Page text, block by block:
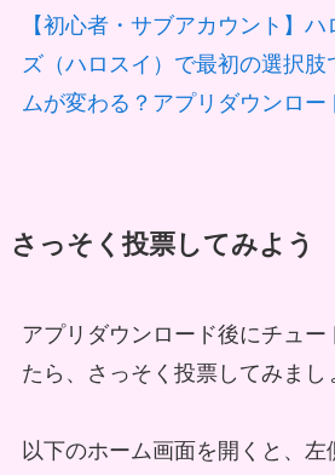
【初心者・サブアカウント】
ズ（ハロスイ）で最初の選択
ムが変わる？アプリダウンロー
さっそく投票してみよう
アプリダウンロード後にチュー
たら、さっそく投票してみまし
以下のホーム画面を開くと、